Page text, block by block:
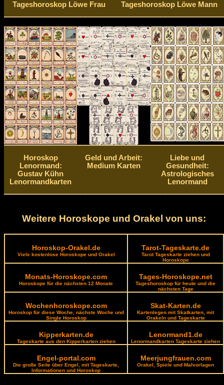
Tageshoroskop Löwe Frau Tageshoroskop Löwe Mann
Horoskop
Lenormand:
Gustav Kühn
Lenormandkarten
Geld und Arbeit:
Medium Karten
Liebe und
Gesundheit:
Astrologisches
Lenormand
Weitere Horoskope und Orakel von uns:
Horoskop-Orakel.de
Viele kostenlose Horoskope und Orakel
Tarot-Tageskarte.de
Tarot Tageskarte ziehen und
Horoskope
Monats-Horoskope.com
Horoskope für die nächsten 12 Monate
Tages-Horoskope.net
Tageshoroskop für heute und die
nächsten Tage
Wochenhoroskope.com
Horoskop für diese Woche, nächste Woche und
Single Horoskop
Skat-Karten.de
Kartenlegen mit Skatkarten, mit
Orakeln und Tageskarte
Kipperkarten.de
Tageskarte aus den Kipperkarten ziehen
Lenormand1.de
Lenormandkarten Tageskarte ziehen
Engel-portal.com
Die große Seite über Engel, mit Tageskarte,
Informationen und Horoskop
Meerjungfrauen.com
Orakel, Spiele und Malvorlagen